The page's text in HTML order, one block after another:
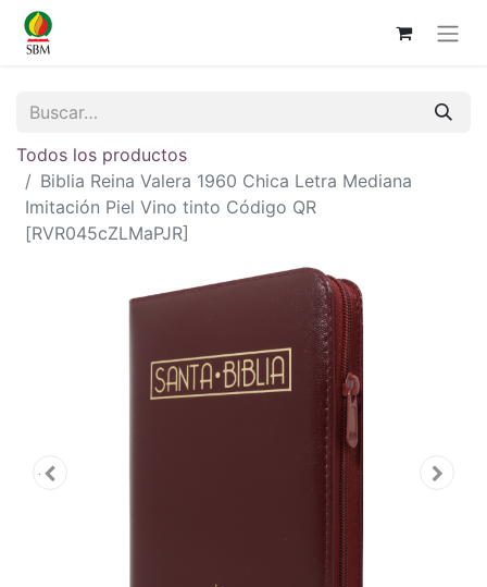
Todos los productos
Biblia Reina Valera 1960 Chica Letra Mediana
Imitación Piel Vino tinto Código QR
[RVR045cZLMaPJR]